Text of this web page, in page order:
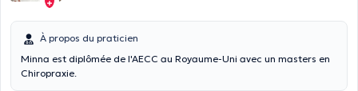
À propos du praticien
Minna est diplômée de l'AECC au Royaume-Uni avec un masters en
Chiropraxie.